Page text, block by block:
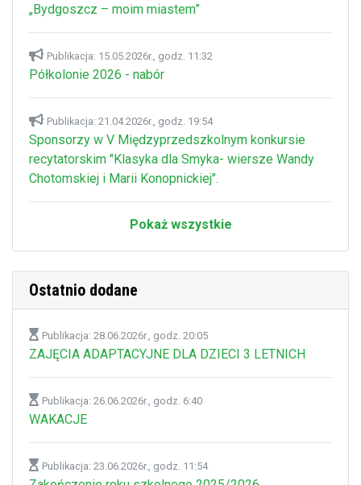
„Bydgoszcz – moim miastem”
Publikacja: 15.05.2026r., godz. 11:32
Półkolonie 2026 - nabór
Publikacja: 21.04.2026r., godz. 19:54
Sponsorzy w V Międzyprzedszkolnym konkursie
recytatorskim "Klasyka dla Smyka- wiersze Wandy
Chotomskiej i Marii Konopnickiej".
Pokaż wszystkie
Ostatnio dodane
Publikacja: 28.06.2026r., godz. 20:05
ZAJĘCIA ADAPTACYJNE DLA DZIECI 3 LETNICH
Publikacja: 26.06.2026r., godz. 6:40
WAKACJE
Publikacja: 23.06.2026r., godz. 11:54